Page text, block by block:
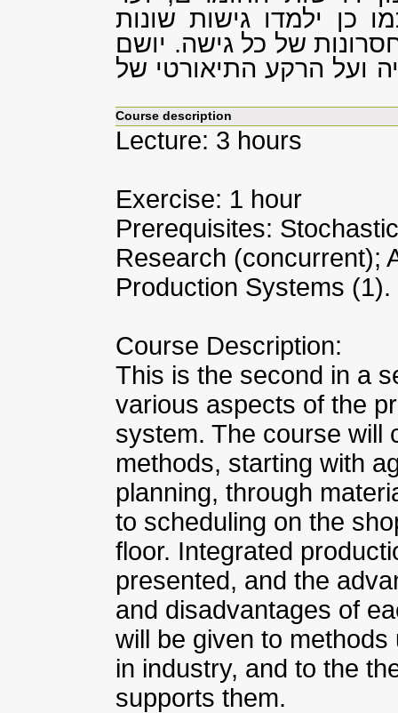
כן ילמדו גישות שונות
של כל גישה. יושם
ועל הרקע התיאורטי של
Course description
Lecture: 3 hours
Exercise: 1 hour
Prerequisites:
Research (concurrent);
Production Systems (1).
Course Description:
This is the second in a
various aspects of the
system. The course will
methods, starting with
planning, through
to scheduling on the
floor. Integrated
presented, and the
and disadvantages of
will be given to methods
in industry, and to the
supports them.